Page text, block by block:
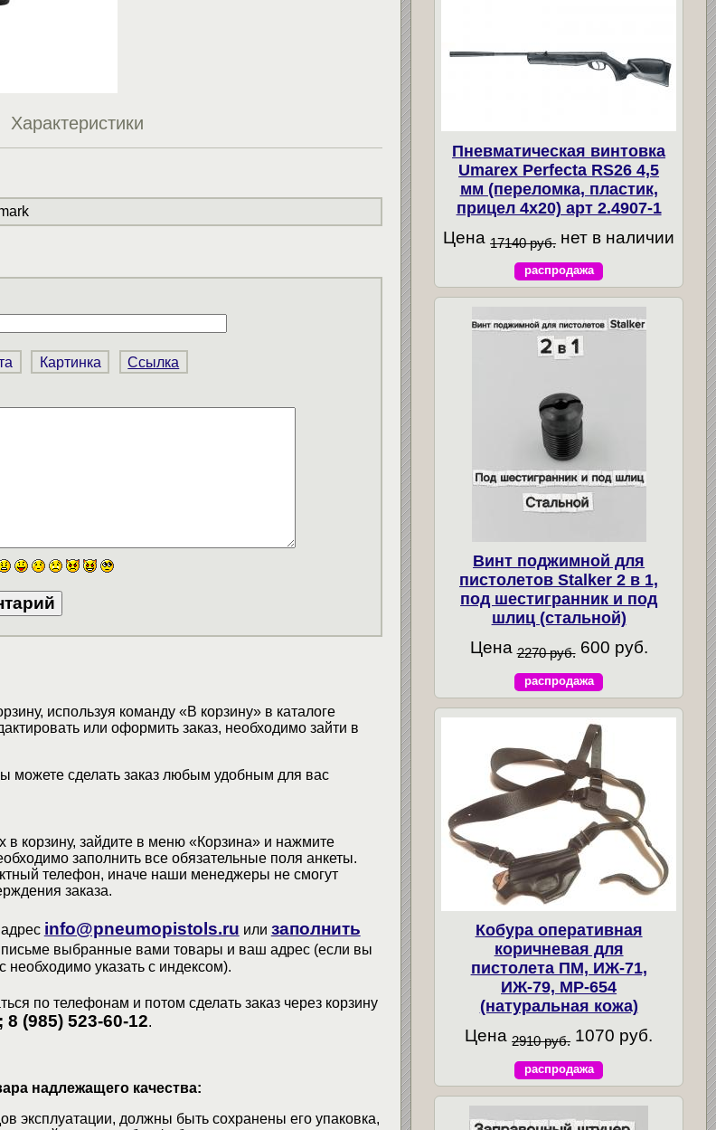
Характеристики
Картинка Ссылка
используя команду «В корзину» в каталоге
или оформить заказ, необходимо зайти в
можете сделать заказ любым удобным для вас
корзину, зайдите в меню «Корзина» и нажмите
заполнить все обязательные поля анкеты.
телефон, иначе наши менеджеры не смогут
заказа.
info@pneumopistols.ru или заполнить
письме выбранные вами товары и ваш адрес (если вы
необходимо указать с индексом).
по телефонам и потом сделать заказ через корзину
8 (985) 523-60-12.
надлежащего качества:
эксплуатации, должны быть сохранены его упаковка,
Пневматическая винтовка
Umarex Perfecta RS26 4,5
мм (переломка, пластик,
прицел 4x20) арт 2.4907-1
Цена 17140 руб. нет в наличии
распродажа
Винт поджимной для
пистолетов Stalker 2 в 1,
под шестигранник и под
шлиц (стальной)
Цена 2270 руб. 600 руб.
распродажа
Кобура оперативная
коричневая для
пистолета ПМ, ИЖ-71,
ИЖ-79, МР-654
(натуральная кожа)
Цена 2910 руб. 1070 руб.
распродажа